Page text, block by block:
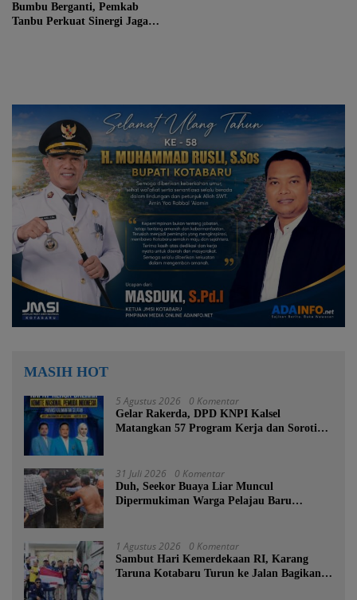
Bumbu Berganti, Pemkab
Tanbu Perkuat Sinergi Jaga
MASIH HOT
5 Agustus 2026 0 Komentar
Gelar Rakerda, DPD KNPI Kalsel
Matangkan 57 Program Kerja dan Soroti
31 Juli 2026 0 Komentar
Duh, Seekor Buaya Liar Muncul
Dipermukiman Warga Pelajau Baru
1 Agustus 2026 0 Komentar
Sambut Hari Kemerdekaan RI, Karang
Taruna Kotabaru Turun ke Jalan Bagikan